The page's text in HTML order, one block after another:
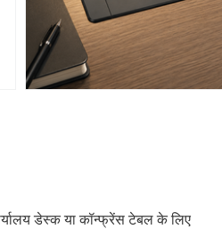
डेस्क या कॉन्फ्रेंस टेबल के लिए